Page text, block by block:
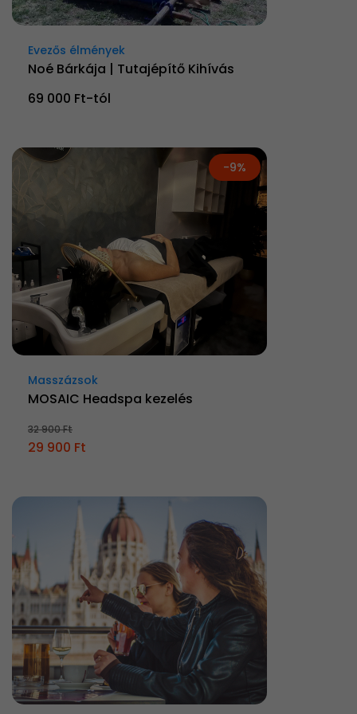
Evezős élmények
Noé Bárkája | Tutajépítő Kihívás
69 000 Ft-tól
-9%
Masszázsok
MOSAIC Headspa kezelés
32 900 Ft
29 900 Ft